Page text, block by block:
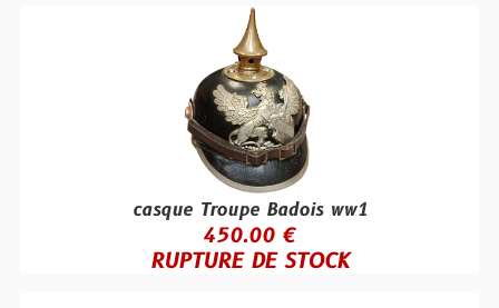
casque Troupe Badois ww1
450.00 €
RUPTURE DE STOCK